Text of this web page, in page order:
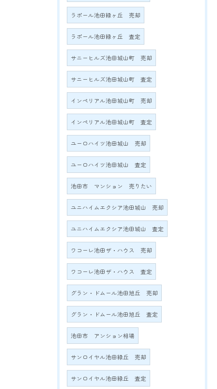
ラポール池田緑ヶ丘 売却
ラポール池田緑ヶ丘 査定
サニーヒルズ池田城山町 売却
サニーヒルズ池田城山町 査定
インペリアル池田城山町 売却
インペリアル池田城山町 査定
ユーロハイツ池田城山 売却
ユーロハイツ池田城山 査定
池田市 マンション 売りたい
ユニハイムエクシア池田城山 売却
ユニハイムエクシア池田城山 査定
ワコーレ池田ザ・ハウス 売却
ワコーレ池田ザ・ハウス 査定
グラン・ドムール池田旭丘 売却
グラン・ドムール池田旭丘 査定
池田市 アンション相場
サンロイヤル池田緑丘 売却
サンロイヤル池田緑丘 査定